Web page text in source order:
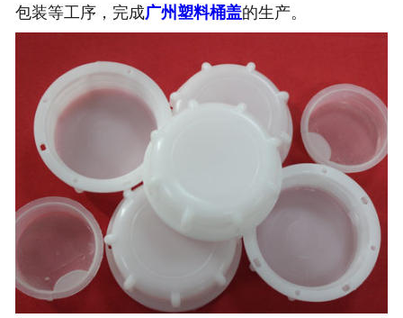
包装等工序，完成广州塑料桶盖的生产。